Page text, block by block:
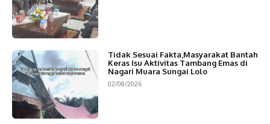
Tidak Sesuai Fakta,Masyarakat Bantah
Keras Isu Aktivitas Tambang Emas di
Nagari Muara Sungai Lolo
02/08/2026